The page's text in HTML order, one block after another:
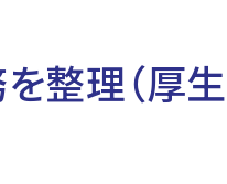
整理（厚